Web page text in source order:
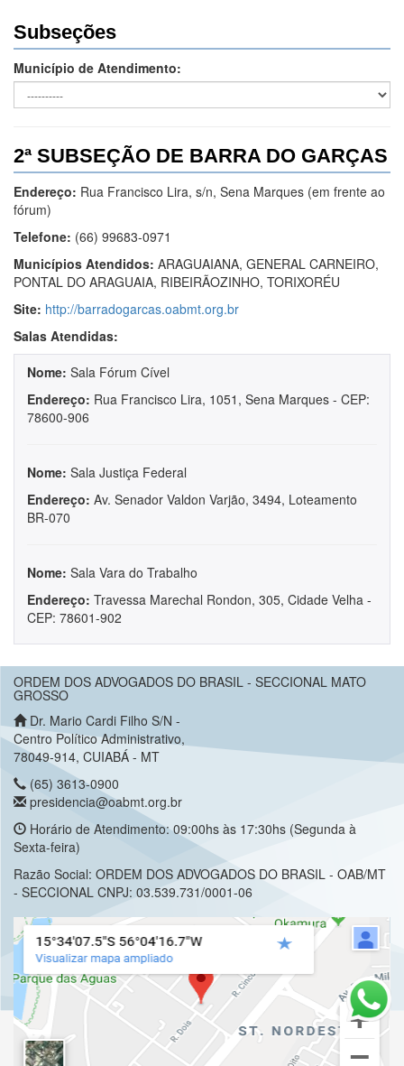
Subseções
Município de Atendimento:
2ª SUBSEÇÃO DE BARRA DO GARÇAS
Endereço: Rua Francisco Lira, s/n, Sena Marques (em frente ao
fórum)
Telefone: (66) 99683-0971
Municípios Atendidos: ARAGUAIANA, GENERAL CARNEIRO,
PONTAL DO ARAGUAIA, RIBEIRÃOZINHO, TORIXORÉU
Site: http://barradogarcas.oabmt.org.br
Salas Atendidas:
Nome: Sala Fórum Cível
Endereço: Rua Francisco Lira, 1051, Sena Marques - CEP:
78600-906
Nome: Sala Justiça Federal
Endereço: Av. Senador Valdon Varjão, 3494, Loteamento
BR-070
Nome: Sala Vara do Trabalho
Endereço: Travessa Marechal Rondon, 305, Cidade Velha -
CEP: 78601-902
ORDEM DOS ADVOGADOS DO BRASIL - SECCIONAL MATO
GROSSO
Dr. Mario Cardi Filho S/N -
Centro Político Administrativo,
78049-914, CUIABÁ - MT
(65) 3613-0900
presidencia@oabmt.org.br
Horário de Atendimento: 09:00hs às 17:30hs (Segunda à
Sexta-feira)
Razão Social: ORDEM DOS ADVOGADOS DO BRASIL - OAB/MT
- SECCIONAL CNPJ: 03.539.731/0001-06